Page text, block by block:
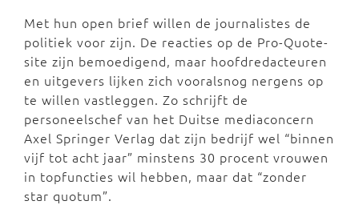
Met hun open brief willen de journalistes de
politiek voor zijn. De reacties op de Pro-Quote-
site zijn bemoedigend, maar hoofdredacteuren
en uitgevers lijken zich vooralsnog nergens op
te willen vastleggen. Zo schrijft de
personeelschef van het Duitse mediaconcern
Axel Springer Verlag dat zijn bedrijf wel “binnen
vijf tot acht jaar” minstens 30 procent vrouwen
in topfuncties wil hebben, maar dat “zonder
star quotum”.